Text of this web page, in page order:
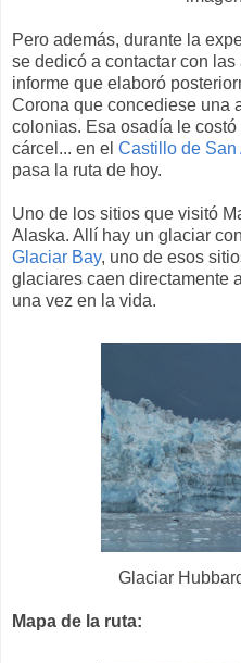
Pero además, durante la
se dedicó a contactar con
informe que elaboró
Corona que concediese una
colonias. Esa osadía le
cárcel... en el Castillo de San
pasa la ruta de hoy.
Uno de los sitios que visitó
Alaska. Allí hay un glaciar
Glaciar Bay, uno de esos
glaciares caen directamente
una vez en la vida.
Glaciar
Mapa de la ruta: